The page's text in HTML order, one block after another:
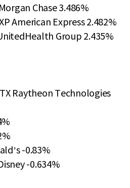
Chase 3.486%
American Express 2.482%
Group 2.435%
Raytheon Technologies
-0.83%
-0.634%